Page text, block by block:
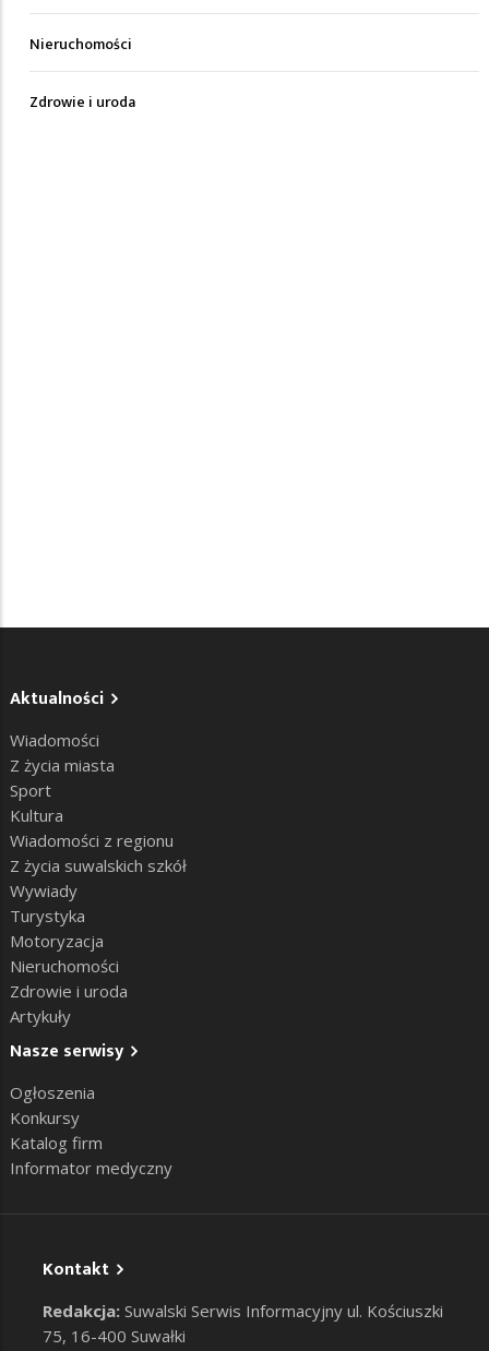
Nieruchomości
Zdrowie i uroda
Aktualności
Wiadomości
Z życia miasta
Sport
Kultura
Wiadomości z regionu
Z życia suwalskich szkół
Wywiady
Turystyka
Motoryzacja
Nieruchomości
Zdrowie i uroda
Artykuły
Nasze serwisy
Ogłoszenia
Konkursy
Katalog firm
Informator medyczny
Kontakt
Redakcja: Suwalski Serwis Informacyjny ul. Kościuszki
75, 16-400 Suwałki